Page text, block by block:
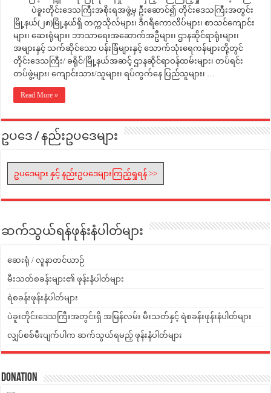
ပဲခူးတိုင်းဒေသကြီးအစိုးရအဖွဲ့မှ ဦးဆောင်၍ တိုင်းဒေသကြီးအတွင်း
မြို့နယ်(၂၈)မြို့နယ်ရှိ တက္ကသိုလ်များ၊ ဒီဂရီကောလိပ်များ၊ စာသင်ကျောင်း
များ၊ ဆေးရုံများ၊ ဘာသာရေးအဆောက်အဦများ၊ ဌာနဆိုင်ရာရုံးများ၊
အများနှင့် သက်ဆိုင်သော ပန်းခြံများနှင့် သောက်သုံးရေကန်များတို့တွင်
တိုင်းဒေသကြီး/ ခရိုင်/မြို့နယ်အဆင့် ဌာနဆိုင်ရာဝန်ထမ်းများ၊ တပ်ရင်း
တပ်ဖွဲ့များ၊ ကျောင်းသား/သူများ၊ ရပ်ကွက်နေ ပြည်သူများ၊ …
Read More »
ဥပဒေ / နည်းဥပဒေများ
ဥပဒေများ နှင့် နည်းဥပဒေများကြည့်ရှုရန် >>
ဆက်သွယ်ရန်ဖုန်းနံပါတ်များ
ဆေးရုံ / လူနာတင်ယာဉ်
မီးသတ်စခန်းများ၏ ဖုန်းနံပါတ်များ
ရဲစခန်းဖုန်းနံပါတ်များ
ပဲခူးတိုင်းဒေသကြီးအတွင်းရှိ အမြန်လမ်း မီးသတ်နှင့် ရဲစခန်းဖုန်းနံပါတ်များ
လျှပ်စစ်မီးပျက်ပါက ဆက်သွယ်ရမည့် ဖုန်းနံပါတ်များ
Donation